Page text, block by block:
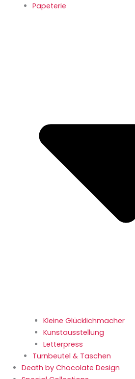
Papeterie
Kleine Glücklichmacher
Kunstausstellung
Letterpress
Turnbeutel & Taschen
Death by Chocolate Design